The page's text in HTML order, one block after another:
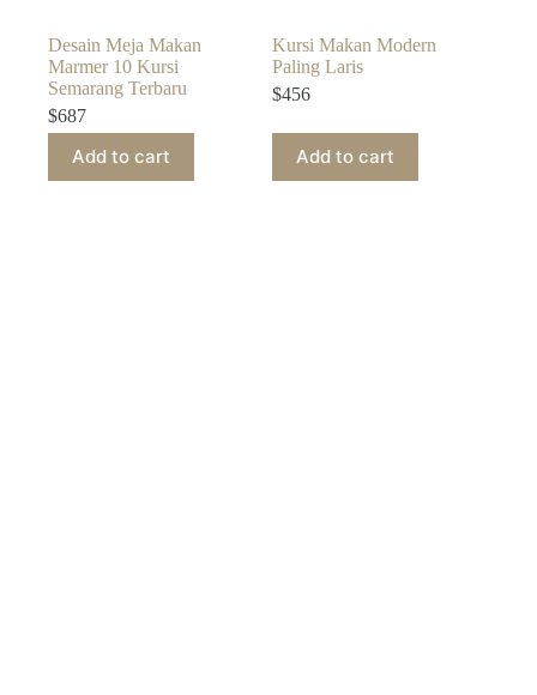
Desain Meja Makan
Marmer 10 Kursi
Semarang Terbaru
$687
Add to cart
Kursi Makan Modern
Paling Laris
$456
Add to cart